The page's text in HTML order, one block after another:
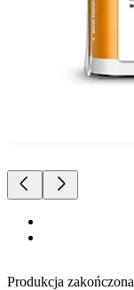
Produkcja zakończona